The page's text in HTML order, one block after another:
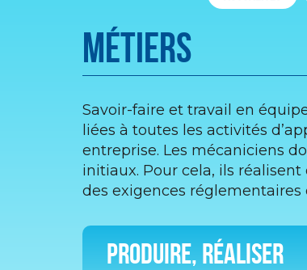
Métiers
Savoir-faire et travail en
liées à toutes les activités
entreprise. Les mécaniciens
initiaux. Pour cela, ils réalisent
des exigences
Produire, réaliser